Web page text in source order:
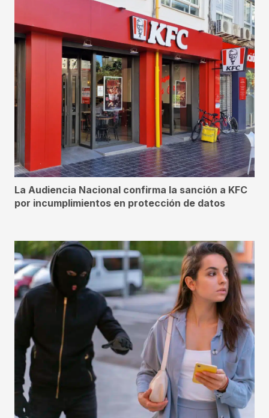
La Audiencia Nacional confirma la sanción a KFC
por incumplimientos en protección de datos